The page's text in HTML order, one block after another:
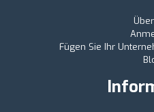
Fügen Sie Ihr